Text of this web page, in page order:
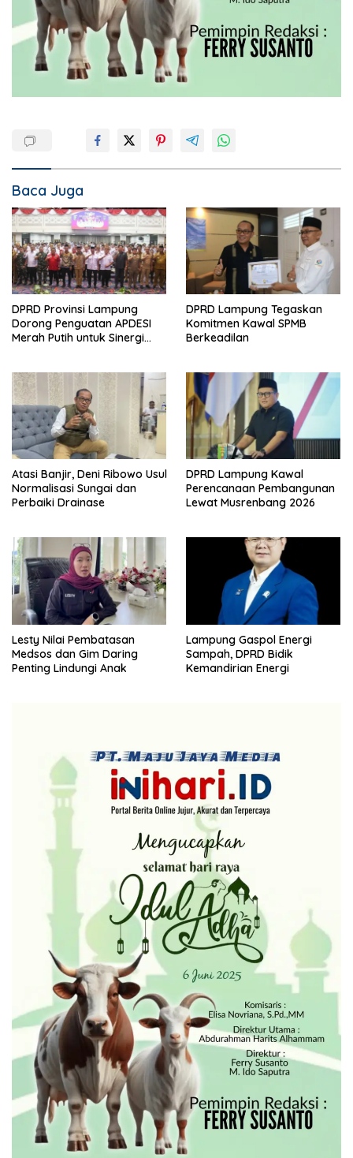
Baca Juga
DPRD Provinsi Lampung
Dorong Penguatan APDESI
Merah Putih untuk Sinergi
DPRD Lampung Tegaskan
Komitmen Kawal SPMB
Berkeadilan
Atasi Banjir, Deni Ribowo Usul
Normalisasi Sungai dan
Perbaiki Drainase
DPRD Lampung Kawal
Perencanaan Pembangunan
Lewat Musrenbang 2026
Lesty Nilai Pembatasan
Medsos dan Gim Daring
Penting Lindungi Anak
Lampung Gaspol Energi
Sampah, DPRD Bidik
Kemandirian Energi